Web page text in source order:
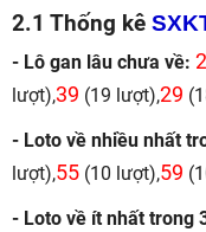
2.1 Thống kê
- Lô gan lâu chưa về:
lượt),39 (19 lượt),29
- Loto về nhiều nhất
lượt),55 (10 lượt),59
- Loto về ít nhất trong